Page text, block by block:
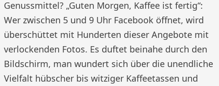
Genussmittel? „Guten Morgen, Kaffee ist fertig“:
Wer zwischen 5 und 9 Uhr Facebook öffnet, wird
überschüttet mit Hunderten dieser Angebote mit
verlockenden Fotos. Es duftet beinahe durch den
Bildschirm, man wundert sich über die unendliche
Vielfalt hübscher bis witziger Kaffeetassen und